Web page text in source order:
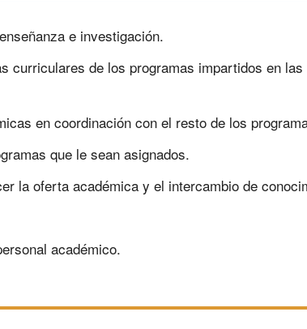
e investigación.
curriculares de los programas impartidos en
en coordinación con el resto de los
que le sean asignados.
la oferta académica y el intercambio de
académico.